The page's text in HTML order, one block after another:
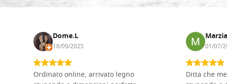
Dome.L
18/09/2025
Ordinato online, arrivato legno
01/07/
Ditta che